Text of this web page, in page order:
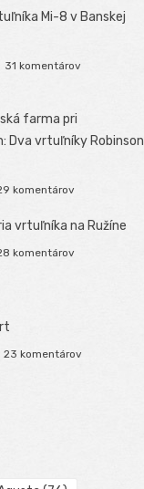
Mi-8 v Banskej
31 komentárov
farma pri
Dva vrtuľníky Robinson
komentárov
vrtuľníka na Ružíne
komentárov
23 komentárov